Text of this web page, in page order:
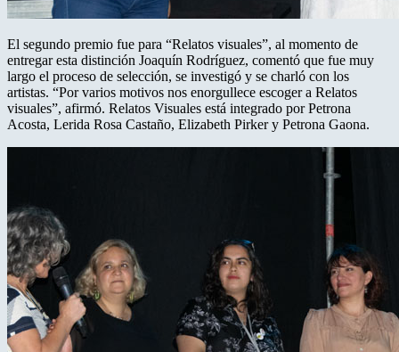
El segundo premio fue para “Relatos visuales”, al momento de
entregar esta distinción Joaquín Rodríguez, comentó que fue muy
largo el proceso de selección, se investigó y se charló con los
artistas. “Por varios motivos nos enorgullece escoger a Relatos
visuales”, afirmó. Relatos Visuales está integrado por Petrona
Acosta, Lerida Rosa Castaño, Elizabeth Pirker y Petrona Gaona.